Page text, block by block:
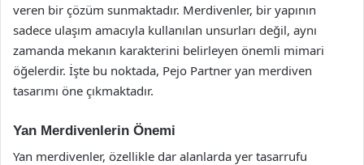
veren bir çözüm sunmaktadır. Merdivenler, bir yapının
sadece ulaşım amacıyla kullanılan unsurları değil, aynı
zamanda mekanın karakterini belirleyen önemli mimari
öğelerdir. İşte bu noktada, Pejo Partner yan merdiven
tasarımı öne çıkmaktadır.
Yan Merdivenlerin Önemi
Yan merdivenler, özellikle dar alanlarda yer tasarrufu